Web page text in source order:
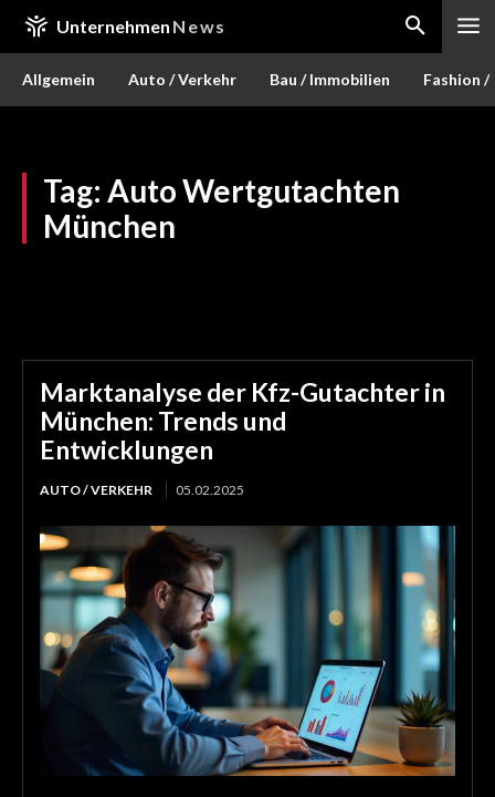
Unternehmen News
Allgemein Auto / Verkehr Bau / Immobilien Fashion /
Tag: Auto Wertgutachten
München
Marktanalyse der Kfz-Gutachter in
München: Trends und
Entwicklungen
AUTO / VERKEHR 05.02.2025